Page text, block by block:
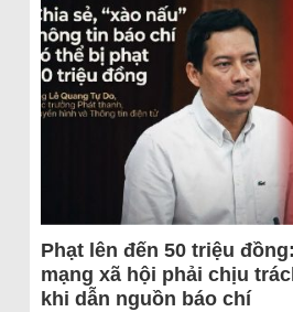
Phạt lên đến 50 triệu
mạng xã hội phải chịu
khi dẫn nguồn báo chí